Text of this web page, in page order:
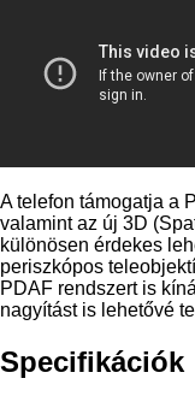
A telefon támogatja a
valamint az új 3D
különösen érdekes
periszkópos
PDAF rendszert is
nagyítást is lehetővé
Specifikációk